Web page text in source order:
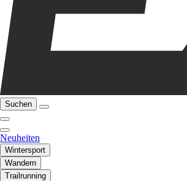
Suchen
Neuheiten
Wintersport
Wandern
Trailrunning